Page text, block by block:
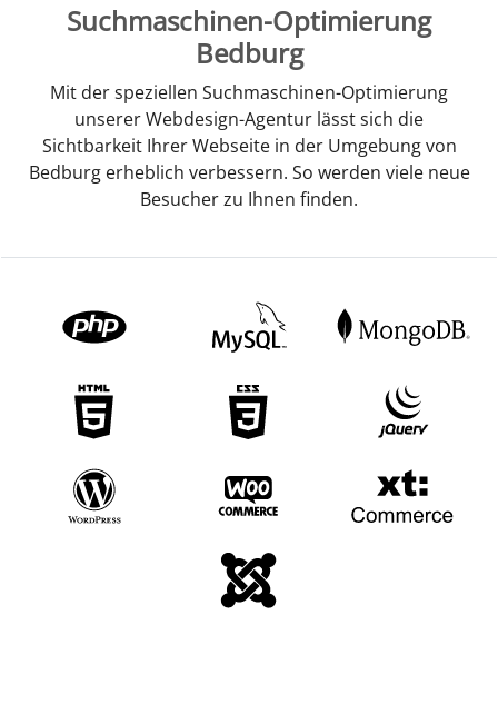
Suchmaschinen-Optimierung
Bedburg
Mit der speziellen Suchmaschinen-Optimierung
unserer Webdesign-Agentur lässt sich die
Sichtbarkeit Ihrer Webseite in der Umgebung von
Bedburg erheblich verbessern. So werden viele neue
Besucher zu Ihnen finden.